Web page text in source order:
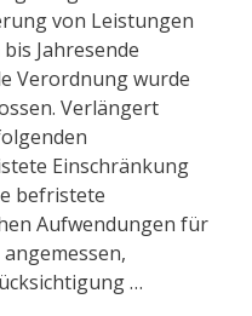
von Leistungen
Jahresende
Verordnung wurde
Verlängert
Einschränkung
befristete
Aufwendungen für
…